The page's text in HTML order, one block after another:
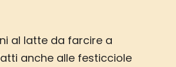
al latte da farcire a
anche alle festicciole